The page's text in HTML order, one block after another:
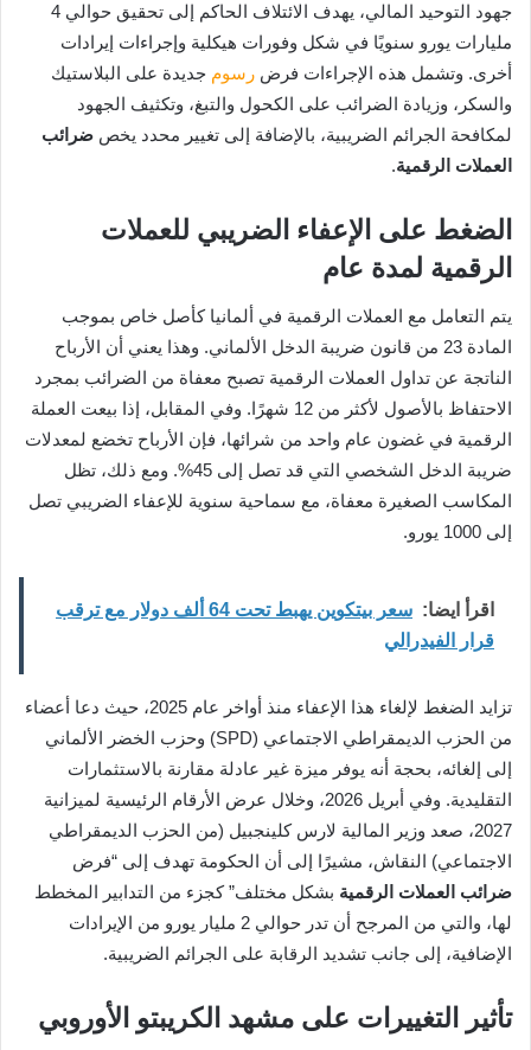
جهود التوحيد المالي، يهدف الائتلاف الحاكم إلى تحقيق حوالي 4
مليارات يورو سنويًا في شكل وفورات هيكلية وإجراءات إيرادات
أخرى. وتشمل هذه الإجراءات فرض رسوم جديدة على البلاستيك
والسكر، وزيادة الضرائب على الكحول والتبغ، وتكثيف الجهود
لمكافحة الجرائم الضريبية، بالإضافة إلى تغيير محدد يخص ضرائب
العملات الرقمية.
الضغط على الإعفاء الضريبي للعملات
الرقمية لمدة عام
يتم التعامل مع العملات الرقمية في ألمانيا كأصل خاص بموجب
المادة 23 من قانون ضريبة الدخل الألماني. وهذا يعني أن الأرباح
الناتجة عن تداول العملات الرقمية تصبح معفاة من الضرائب بمجرد
الاحتفاظ بالأصول لأكثر من 12 شهرًا. وفي المقابل، إذا بيعت العملة
الرقمية في غضون عام واحد من شرائها، فإن الأرباح تخضع لمعدلات
ضريبة الدخل الشخصي التي قد تصل إلى 45%. ومع ذلك، تظل
المكاسب الصغيرة معفاة، مع سماحية سنوية للإعفاء الضريبي تصل
إلى 1000 يورو.
اقرأ ايضا:
سعر بيتكوين يهبط تحت 64 ألف دولار مع ترقب
قرار الفيدرالي
تزايد الضغط لإلغاء هذا الإعفاء منذ أواخر عام 2025، حيث دعا أعضاء
من الحزب الديمقراطي الاجتماعي (SPD) وحزب الخضر الألماني
إلى إلغائه، بحجة أنه يوفر ميزة غير عادلة مقارنة بالاستثمارات
التقليدية. وفي أبريل 2026، وخلال عرض الأرقام الرئيسية لميزانية
2027، صعد وزير المالية لارس كلينجبيل (من الحزب الديمقراطي
الاجتماعي) النقاش، مشيرًا إلى أن الحكومة تهدف إلى “فرض
ضرائب العملات الرقمية بشكل مختلف” كجزء من التدابير المخطط
لها، والتي من المرجح أن تدر حوالي 2 مليار يورو من الإيرادات
الإضافية، إلى جانب تشديد الرقابة على الجرائم الضريبية.
تأثير التغييرات على مشهد الكريبتو الأوروبي